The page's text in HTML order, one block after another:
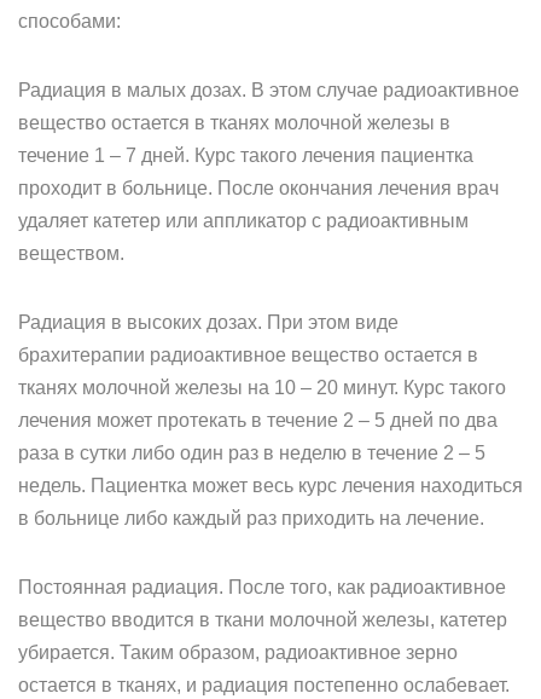
способами:
Радиация в малых дозах. В этом случае радиоактивное
вещество остается в тканях молочной железы в
течение 1 – 7 дней. Курс такого лечения пациентка
проходит в больнице. После окончания лечения врач
удаляет катетер или аппликатор с радиоактивным
веществом.
Радиация в высоких дозах. При этом виде
брахитерапии радиоактивное вещество остается в
тканях молочной железы на 10 – 20 минут. Курс такого
лечения может протекать в течение 2 – 5 дней по два
раза в сутки либо один раз в неделю в течение 2 – 5
недель. Пациентка может весь курс лечения находиться
в больнице либо каждый раз приходить на лечение.
Постоянная радиация. После того, как радиоактивное
вещество вводится в ткани молочной железы, катетер
убирается. Таким образом, радиоактивное зерно
остается в тканях, и радиация постепенно ослабевает.